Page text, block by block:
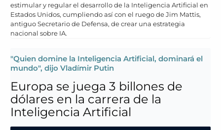
estimular y regular el desarrollo de la Inteligencia Artificial en
Estados Unidos, cumpliendo así con el ruego de Jim Mattis,
antiguo Secretario de Defensa, de crear una estrategia
nacional sobre IA.
"Quien domine la Inteligencia Artificial, dominará el
mundo", dijo Vladímir Putin
Europa se juega 3 billones de
dólares en la carrera de la
Inteligencia Artificial